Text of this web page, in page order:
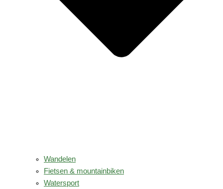
Wandelen
Fietsen & mountainbiken
Watersport